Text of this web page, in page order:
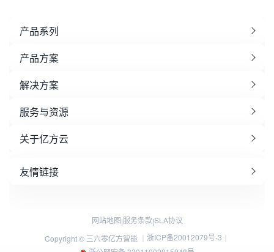
产品系列
产品方案
解决方案
服务与资源
关于亿方云
友情链接
网站地图|服务条款|SLA协议
Copyright © 三六零亿方智能 ｜ 浙ICP备20012079号-3 ｜